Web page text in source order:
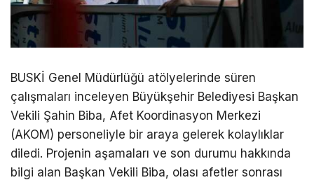
BUSKİ Genel Müdürlüğü atölyelerinde süren
çalışmaları inceleyen Büyükşehir Belediyesi Başkan
Vekili Şahin Biba, Afet Koordinasyon Merkezi
(AKOM) personeliyle bir araya gelerek kolaylıklar
diledi. Projenin aşamaları ve son durumu hakkında
bilgi alan Başkan Vekili Biba, olası afetler sonrası